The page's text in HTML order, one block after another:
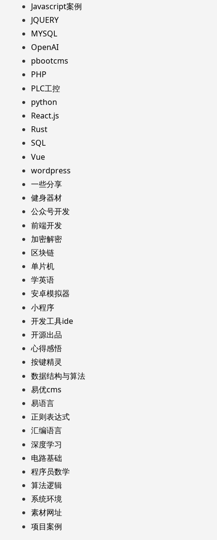
Javascript案例
JQUERY
MYSQL
OpenAI
pbootcms
PHP
PLC工控
python
React.js
Rust
SQL
Vue
wordpress
一些分享
健身器材
公众号开发
前端开发
加密解密
区块链
单片机
学英语
安卓模拟器
小程序
开发工具ide
开源出品
心得感悟
按键精灵
数据结构与算法
易优cms
易语言
正则表达式
汇编语言
深度学习
电路基础
程序员数学
算法逻辑
系统环境
素材网址
项目案例